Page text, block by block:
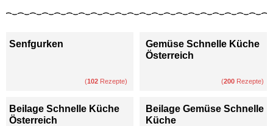
Senfgurken
(102 Rezepte)
Gemüse Schnelle Küche
Österreich
(200 Rezepte)
Beilage Schnelle Küche
Österreich
Beilage Gemüse Schnelle
Küche